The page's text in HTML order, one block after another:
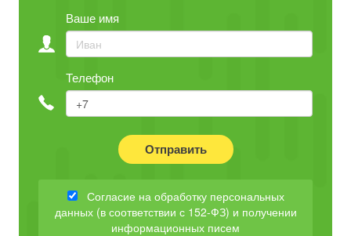
Ваше имя
Телефон
Отправить
Согласие на обработку персональных
данных (в соответствии с 152-ФЗ) и получении
информационных писем